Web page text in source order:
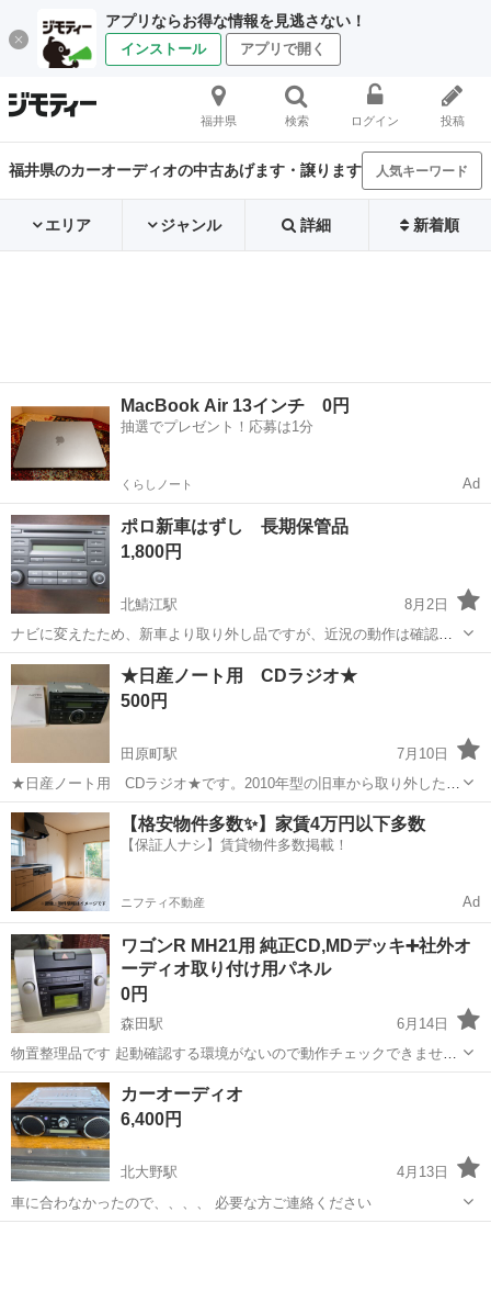
アプリならお得な情報を見逃さない！
インストール アプリで開く
福井県 検索 ログイン 投稿
福井県のカーオーディオの中古あげます・譲ります 人気キーワード
エリア ジャンル 詳細 新着順
MacBook Air 13インチ 0円
抽選でプレゼント！応募は1分
くらしノート Ad
ポロ新車はずし 長期保管品
1,800円
北鯖江駅
8月2日
ナビに変えたため、新車より取り外し品ですが、近況の動作は確認し
ていません。そのクルマは１０年は前のものと思います。音は良かっ
たと記憶しています。ご理解の上、ノークレーム・ノーリターンでお
願いいたします。近場取引
福井 鯖江市 北鯖江駅 カーオーディオ
★日産ノート用 CDラジオ★
500円
田原町駅
7月10日
★日産ノート用 CDラジオ★です。2010年型の旧車から取り外したも
のです。車の型式は、E11です。説明書もあります。
福井 福井市 田原町駅 カーオーディオ 日産ノート
【格安物件多数✨】家賃4万円以下多数
【保証人ナシ】賃貸物件多数掲載！
ニフティ不動産 Ad
ワゴンR MH21用 純正CD,MDデッキ➕社外オ
ーディオ取り付け用パネル
0円
森田駅
6月14日
物置整理品です 起動確認する環境がないので動作チェックできませ
ん。使えたらいいなーぐらいの気持ちでノークレームで。 社外オーデ
ィオ取り付け用パネルの貼りつけてあるスワロはちょこちょこ剥がれ
有り 自宅まで取りに来ていただける方
福井 福井市
カーオーディオ
6,400円
北大野駅
4月13日
車に合わなかったので、、、、 必要な方ご連絡ください